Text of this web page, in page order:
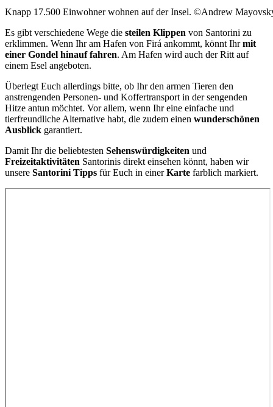
Knapp 17.500 Einwohner wohnen auf der Insel. ©Andrew
Es gibt verschiedene Wege die steilen Klippen von Santorini zu
erklimmen. Wenn Ihr am Hafen von Firá ankommt, könnt Ihrmit
einer Gondel hinauf fahren. Am Hafen wird auch der Ritt auf
einem Esel angeboten.
Überlegt Euch allerdings bitte, ob Ihr den armen Tieren den
anstrengenden Personen- und Koffertransport in der sengenden
Hitze antun möchtet. Vor allem, wenn Ihr eine einfache und
tierfreundliche Alternative habt, die zudem einen wunderschönen
Ausblick garantiert.
Damit Ihr die beliebtesten Sehenswürdigkeiten und
Freizeitaktivitäten Santorinis direkt einsehen könnt, haben wir
unsere Santorini Tipps für Euch in einerKarte farblich markiert.